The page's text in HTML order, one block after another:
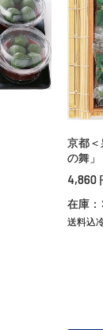
京都
の舞」
4,860
在庫
送料込